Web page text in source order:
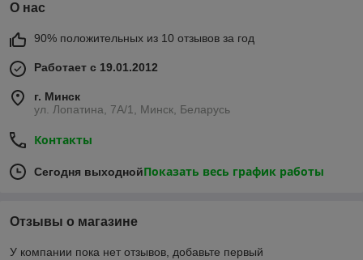
О нас
90% положительных из 10 отзывов за год
Работает с 19.01.2012
г. Минск
ул. Лопатина, 7А/1, Минск, Беларусь
Контакты
Сегодня выходнойПоказать весь график работы
Отзывы о магазине
У компании пока нет отзывов, добавьте первый